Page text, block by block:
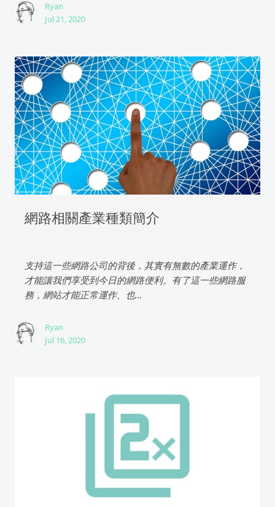
Ryan
Jul 21, 2020
網路相關產業種類簡介
支持這一些網路公司的背後，其實有無數的產業運作，
才能讓我們享受到今日的網路便利。有了這一些網路服
務，網站才能正常運作、也...
Ryan
Jul 16, 2020